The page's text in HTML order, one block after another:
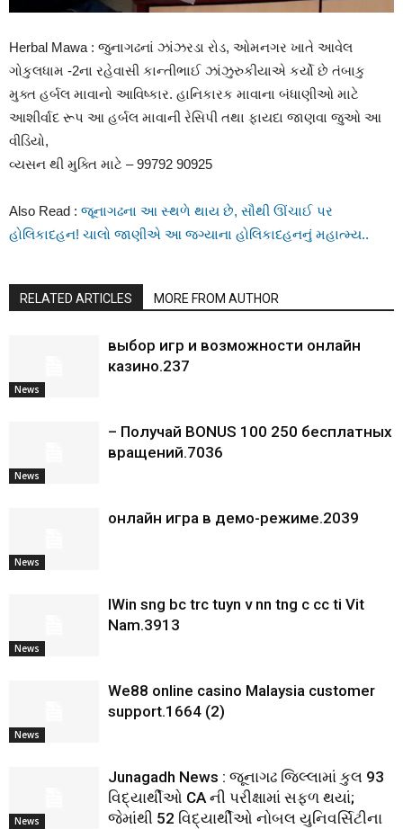
Herbal Mawa : જુનાગઢનાં ઝાંઝરડા રોડ, ઓમનગર ખાતે આવેલ
ગોકુલધામ -2ના રહેવાસી કાન્તીભાઈ ઝાંઝુરુકીયાએ કર્યો છે તંબાકુ
મુક્ત હર્બલ માવાનો આવિષ્કાર. હાનિકારક માવાના બંધાણીઓ માટે
આશીર્વાદ રૂપ આ હર્બલ માવાની રેસિપી તથા ફાયદા જાણવા જુઓ આ
વીડિયો,
વ્યસન થી મુક્તિ માટે – 99792 90925
Also Read : જૂનાગઢના આ સ્થળે થાય છે, સૌથી ઊંચાઈ પર
હોલિકાદહન! ચાલો જાણીએ આ જગ્યાના હોલિકાદહનનું મહાત્મ્ય..
RELATED ARTICLES MORE FROM AUTHOR
News
выбор игр и возможности онлайн
казино.237
News
– Получай BONUS 100 250 бесплатных
вращений.7036
News
онлайн игра в демо-режиме.2039
News
IWin sng bc trc tuyn v nn tng c cc ti Vit
Nam.3913
News
We88 online casino Malaysia customer
support.1664 (2)
News
Junagadh News : જૂનાગઢ જિલ્લામાં કુલ 93
વિદ્યાર્થીઓ CA ની પરીક્ષામાં સફળ થયાં;
જેમાંથી 52 વિદ્યાર્થીઓ નોબલ યુનિવર્સિટીના